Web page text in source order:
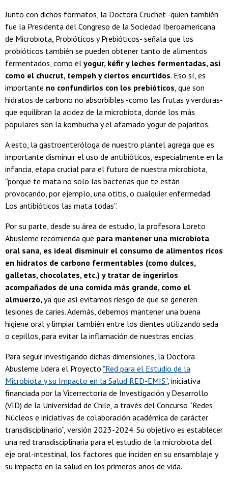
Junto con dichos formatos, la Doctora Cruchet -quien también
fue la Presidenta del Congreso de la Sociedad Iberoamericana
de Microbiota, Probióticos y Prebióticos- señala que los
probióticos también se pueden obtener tanto de alimentos
fermentados, como el yogur, kéfir y leches fermentadas, así
como el chucrut, tempeh y ciertos encurtidos. Eso sí, es
importante no confundirlos con los prebióticos , que son
hidratos de carbono no absorbibles -como las frutas y verduras-
que equilibran la acidez de la microbiota, donde los más
populares son la kombucha y el afamado yogur de pajaritos.
A esto, la gastroenteróloga de nuestro plantel agrega que es
importante disminuir el uso de antibióticos, especialmente en la
infancia, etapa crucial para el futuro de nuestra microbiota,
“porque te mata no solo las bacterias que te están
provocando, por ejemplo, una otitis, o cualquier enfermedad.
Los antibióticos las mata todas”.
Por su parte, desde su área de estudio, la profesora Loreto
Abusleme recomienda que para mantener una microbiota
oral sana, es ideal disminuir el consumo de alimentos ricos
en hidratos de carbono fermentables (como dulces,
galletas, chocolates, etc.) y tratar de ingerirlos
acompañados de una comida más grande, como el
almuerzo, ya que así evitamos riesgo de que se generen
lesiones de caries. Además, debemos mantener una buena
higiene oral y limpiar también entre los dientes utilizando seda
o cepillos, para evitar la inflamación de nuestras encías.
Para seguir investigando dichas dimensiones, la Doctora
Abusleme lidera el Proyecto "Red para el Estudio de la
Microbiota y su Impacto en la Salud RED-EMIS”, iniciativa
financiada por la Vicerrectoría de Investigación y Desarrollo
(VID) de la Universidad de Chile, a través del Concurso “Redes,
Núcleos e iniciativas de colaboración académica de carácter
transdisciplinario”, versión 2023-2024. Su objetivo es establecer
una red transdisciplinaria para el estudio de la microbiota del
eje oral-intestinal, los factores que inciden en su ensamblaje y
su impacto en la salud en los primeros años de vida.